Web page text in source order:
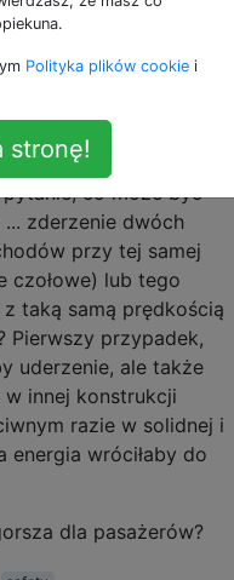
pytanie, co może być
zderzenie dwóch
przy tej samej
czołowe) lub tego
taką samą prędkością
Pierwszy przypadek,
uderzenie, ale także
w innej konstrukcji
razie w solidnej i
energia wróciłaby do
dla pasażerów?
Polityka plików cookie i
stronę!